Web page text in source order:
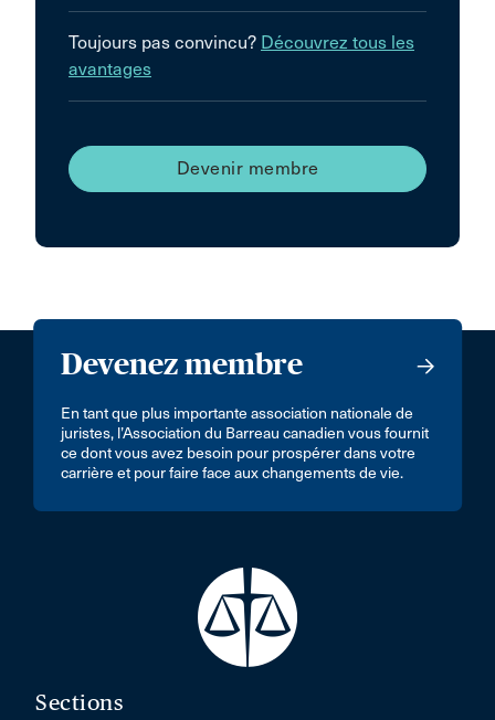
Toujours pas convincu? Découvrez tous les
avantages
Devenir membre
Devenez membre
En tant que plus importante association nationale de
juristes, l’Association du Barreau canadien vous fournit
ce dont vous avez besoin pour prospérer dans votre
carrière et pour faire face aux changements de vie.
Sections